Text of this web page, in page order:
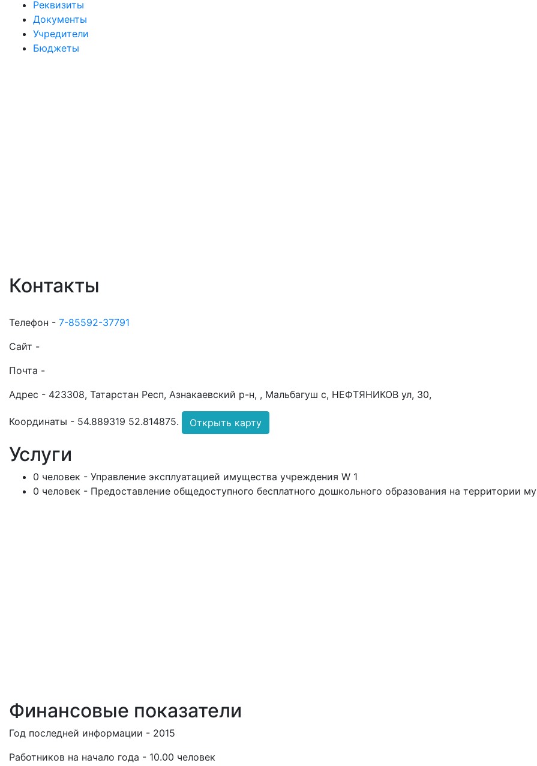
Реквизиты
Документы
Учредители
Бюджеты
Контакты
Телефон - 7-85592-37791
Сайт -
Почта -
Адрес - 423308, Татарстан Респ, Азнакаевский р-н, , Мальбагуш с, НЕФТЯНИКОВ ул, 30,
Координаты - 54.889319 52.814875. Открыть карту
Услуги
0 человек - Управление эксплуатацией имущества учреждения W 1
0 человек - Предоставление общедоступного бесплатного дошкольного образования на территории
Финансовые показатели
Год последней информации - 2015
Работников на начало года - 10.00 человек